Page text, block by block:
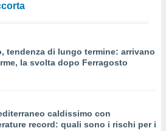
tendenza di lungo termine: arrivano
la svolta dopo Ferragosto
caldissimo con
record: quali sono i rischi per i